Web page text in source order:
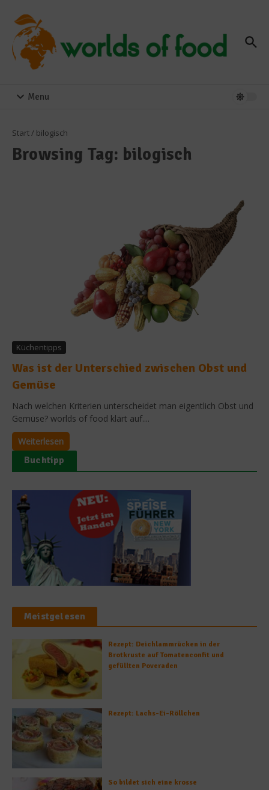
Menu
Start/ bilogisch
Browsing Tag: bilogisch
Küchentipps
Was ist der Unterschied zwischen Obst und
Gemüse
Nach welchen Kriterien unterscheidet man eigentlich Obst und
Gemüse? worlds of food klärt auf....
Weiterlesen
Buchtipp
Meistgelesen
Rezept: Deichlammrücken in der
Brotkruste auf Tomatenconfit und
gefüllten Poveraden
Rezept: Lachs-Ei-Röllchen
So bildet sich eine krosse